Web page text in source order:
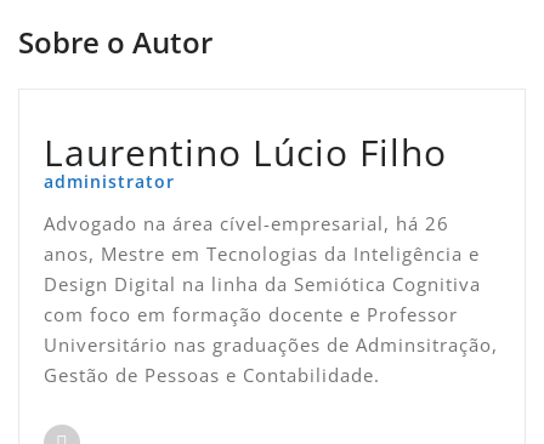
Sobre o Autor
Laurentino Lúcio Filho
administrator
Advogado na área cível-empresarial, há 26
anos, Mestre em Tecnologias da Inteligência e
Design Digital na linha da Semiótica Cognitiva
com foco em formação docente e Professor
Universitário nas graduações de Adminsitração,
Gestão de Pessoas e Contabilidade.